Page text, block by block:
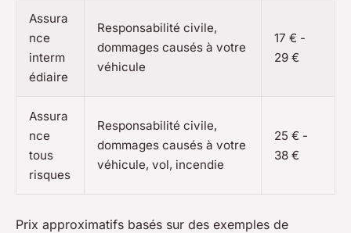
Assura
nce
interm
édiaire
Responsabilité civile,
dommages causés à votre
véhicule
17 € -
29 €
Assura
nce
tous
risques
Responsabilité civile,
dommages causés à votre
véhicule, vol, incendie
25 € -
38 €
Prix approximatifs basés sur des exemples de